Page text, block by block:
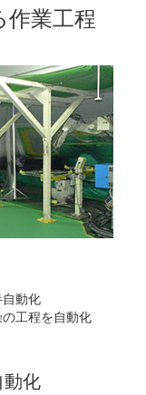
業工程
動化
工程を自動化
化